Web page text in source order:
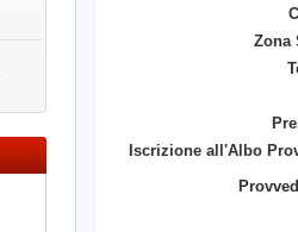
Zona
Iscrizione all'Albo